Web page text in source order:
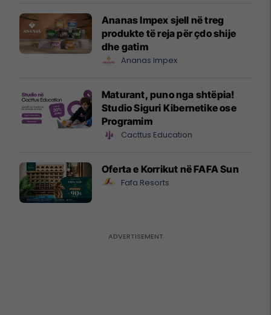
Ananas Impex sjell në treg
produkte të reja për çdo shije
dhe gatim
Ananas Impex
Maturant, puno nga shtëpia!
Studio Siguri Kibernetike ose
Programim
Cacttus Education
Oferta e Korrikut në FAFA Sun
Fafa Resorts